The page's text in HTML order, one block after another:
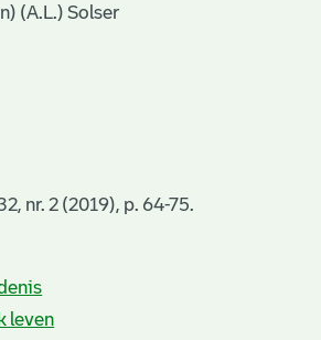
(A.L.) Solser
nr. 2 (2019), p. 64-75.
leven